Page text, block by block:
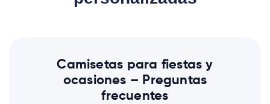
Camisetas para fiestas y
ocasiones – Preguntas
frecuentes